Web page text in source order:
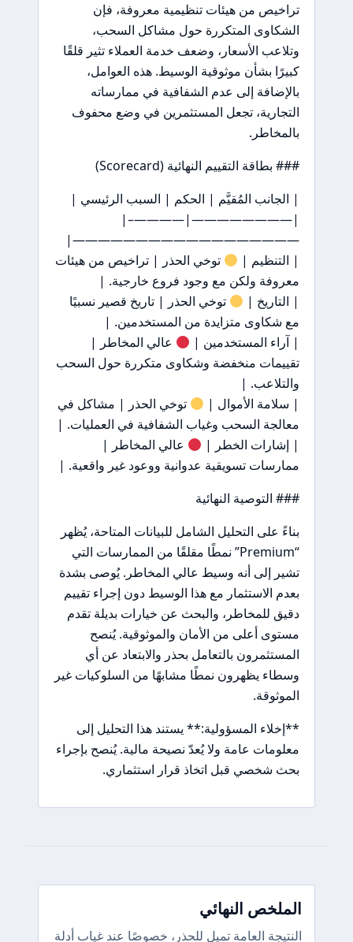
تراخيص من هيئات تنظيمية معروفة، فإن
الشكاوى المتكررة حول مشاكل السحب،
وتلاعب الأسعار، وضعف خدمة العملاء تثير قلقًا
كبيرًا بشأن موثوقية الوسيط. هذه العوامل،
بالإضافة إلى عدم الشفافية في ممارساته
التجارية، تجعل المستثمرين في وضع محفوف
بالمخاطر.
### بطاقة التقييم النهائية (Scorecard)
| الجانب المُقيَّم | الحكم | السبب الرئيسي |
|————————|————–|
——————————————————|
| التنظيم |
توخي الحذر | تراخيص من هيئات
معروفة ولكن مع وجود فروع خارجية. |
| التاريخ |
توخي الحذر | تاريخ قصير نسبيًا
مع شكاوى متزايدة من المستخدمين. |
| آراء المستخدمين |
عالي المخاطر |
تقييمات منخفضة وشكاوى متكررة حول السحب
والتلاعب. |
| سلامة الأموال |
توخي الحذر | مشاكل في
معالجة السحب وغياب الشفافية في العمليات. |
| إشارات الخطر |
عالي المخاطر |
ممارسات تسويقية عدوانية ووعود غير واقعية. |
### التوصية النهائية
بناءً على التحليل الشامل للبيانات المتاحة، يُظهر
“Premium” نمطًا مقلقًا من الممارسات التي
تشير إلى أنه وسيط عالي المخاطر. يُوصى بشدة
بعدم الاستثمار مع هذا الوسيط دون إجراء تقييم
دقيق للمخاطر، والبحث عن خيارات بديلة تقدم
مستوى أعلى من الأمان والموثوقية. يُنصح
المستثمرون بالتعامل بحذر والابتعاد عن أي
وسطاء يظهرون نمطًا مشابهًا من السلوكيات غير
الموثوقة.
**إخلاء المسؤولية:** يستند هذا التحليل إلى
معلومات عامة ولا يُعدّ نصيحة مالية. يُنصح بإجراء
بحث شخصي قبل اتخاذ قرار استثماري.
الملخص النهائي
النتيجة العامة تميل للحذر، خصوصًا عند غياب أدلة